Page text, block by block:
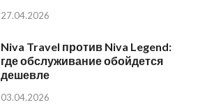
27.04.2026
Niva Travel против Niva Legend:
где обслуживание обойдется
дешевле
03.04.2026